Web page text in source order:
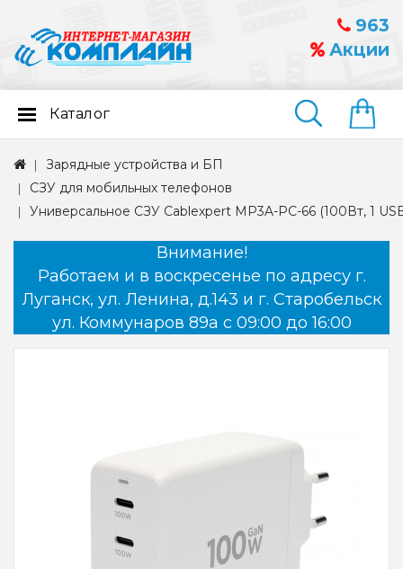
963
Акции
Найти
Каталог
Зарядные устройства и БП
СЗУ для мобильных телефонов
Универсальное СЗУ Cablexpert MP3A-PC-66 (100Вт, 1
Внимание!
Работаем и в воскресенье по адресу г.
Луганск, ул. Ленина, д.143 и г. Старобельск
ул. Коммунаров 89а с 09:00 до 16:00